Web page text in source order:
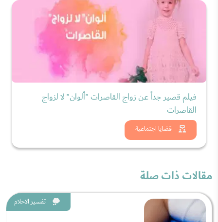
قضايا اجتماعية
فيلم قصير جداً عن زواج القاصرات "ألوان" لا لزواج
القاصرات
شاهد الان
مقالات ذات صلة
تفسير الاحلام